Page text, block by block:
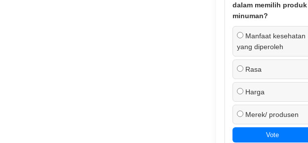
dalam memilih produk
minuman?
Manfaat kesehatan
yang diperoleh
Rasa
Harga
Merek/ produsen
Vote